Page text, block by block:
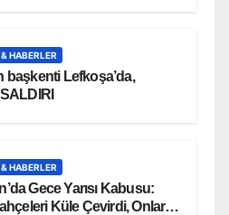
HABERLER
başkenti Lefkoşa’da,
HABERLER
Gece Yarısı Kabusu:
Küle Çevirdi, Onlarca